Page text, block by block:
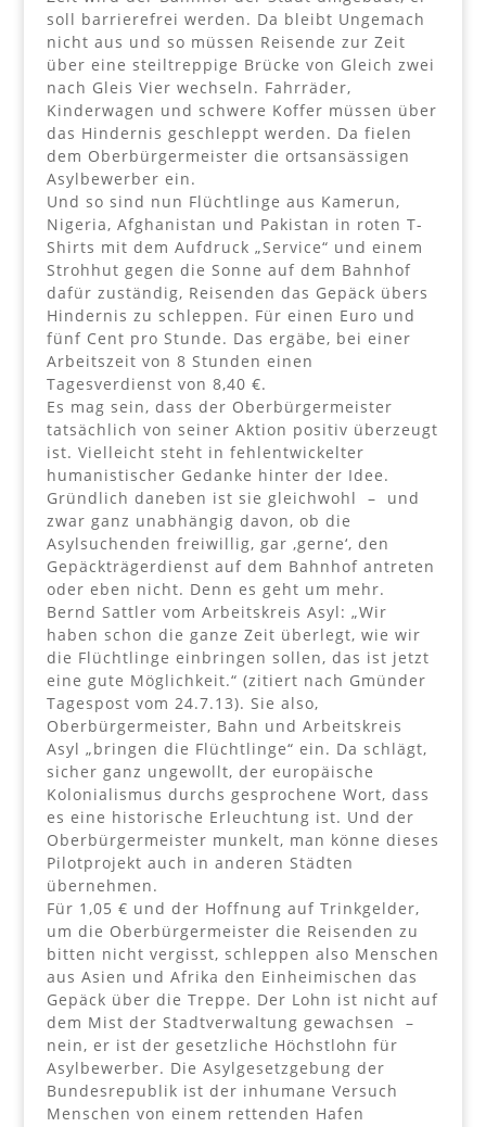
soll barrierefrei werden. Da bleibt Ungemach
nicht aus und so müssen Reisende zur Zeit
über eine steiltreppige Brücke von Gleich zwei
nach Gleis Vier wechseln. Fahrräder,
Kinderwagen und schwere Koffer müssen über
das Hindernis geschleppt werden. Da fielen
dem Oberbürgermeister die ortsansässigen
Asylbewerber ein.
Und so sind nun Flüchtlinge aus Kamerun,
Nigeria, Afghanistan und Pakistan in roten T-
Shirts mit dem Aufdruck „Service“ und einem
Strohhut gegen die Sonne auf dem Bahnhof
dafür zuständig, Reisenden das Gepäck übers
Hindernis zu schleppen. Für einen Euro und
fünf Cent pro Stunde. Das ergäbe, bei einer
Arbeitszeit von 8 Stunden einen
Tagesverdienst von 8,40 €.
Es mag sein, dass der Oberbürgermeister
tatsächlich von seiner Aktion positiv überzeugt
ist. Vielleicht steht in fehlentwickelter
humanistischer Gedanke hinter der Idee.
Gründlich daneben ist sie gleichwohl – und
zwar ganz unabhängig davon, ob die
Asylsuchenden freiwillig, gar ‚gerne‘, den
Gepäckträgerdienst auf dem Bahnhof antreten
oder eben nicht. Denn es geht um mehr.
Bernd Sattler vom Arbeitskreis Asyl: „Wir
haben schon die ganze Zeit überlegt, wie wir
die Flüchtlinge einbringen sollen, das ist jetzt
eine gute Möglichkeit.“ (zitiert nach Gmünder
Tagespost vom 24.7.13). Sie also,
Oberbürgermeister, Bahn und Arbeitskreis
Asyl „bringen die Flüchtlinge“ ein. Da schlägt,
sicher ganz ungewollt, der europäische
Kolonialismus durchs gesprochene Wort, dass
es eine historische Erleuchtung ist. Und der
Oberbürgermeister munkelt, man könne dieses
Pilotprojekt auch in anderen Städten
übernehmen.
Für 1,05 € und der Hoffnung auf Trinkgelder,
um die Oberbürgermeister die Reisenden zu
bitten nicht vergisst, schleppen also Menschen
aus Asien und Afrika den Einheimischen das
Gepäck über die Treppe. Der Lohn ist nicht auf
dem Mist der Stadtverwaltung gewachsen –
nein, er ist der gesetzliche Höchstlohn für
Asylbewerber. Die Asylgesetzgebung der
Bundesrepublik ist der inhumane Versuch
Menschen von einem rettenden Hafen